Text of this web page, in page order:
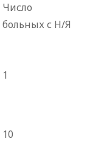
Число
больных с Н/Я
1
10